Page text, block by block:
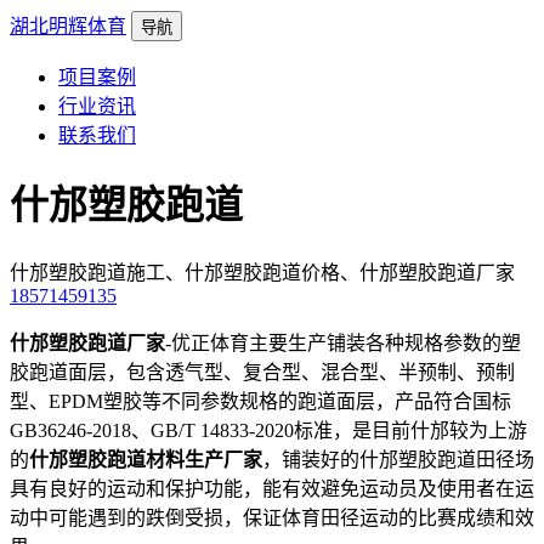
湖北明辉体育 导航
项目案例
行业资讯
联系我们
什邡塑胶跑道
什邡塑胶跑道施工、什邡塑胶跑道价格、什邡塑胶跑道厂家
18571459135
什邡塑胶跑道厂家-优正体育主要生产铺装各种规格参数的塑
胶跑道面层，包含透气型、复合型、混合型、半预制、预制
型、EPDM塑胶等不同参数规格的跑道面层，产品符合国标
GB36246-2018、GB/T 14833-2020标准，是目前什邡较为上游
的什邡塑胶跑道材料生产厂家，铺装好的什邡塑胶跑道田径场
具有良好的运动和保护功能，能有效避免运动员及使用者在运
动中可能遇到的跌倒受损，保证体育田径运动的比赛成绩和效